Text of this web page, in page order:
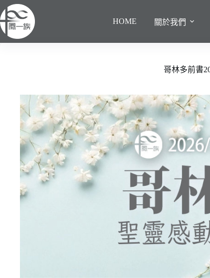
至
主
要
HOME 關於我們
哥林多前書